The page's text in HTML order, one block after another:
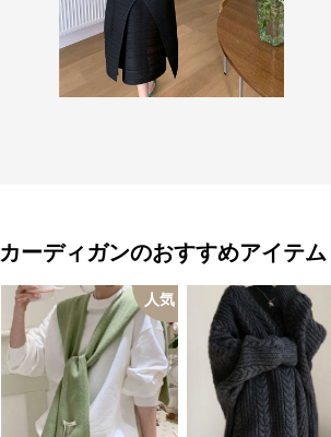
カーディガンのおすすめアイテム
人気